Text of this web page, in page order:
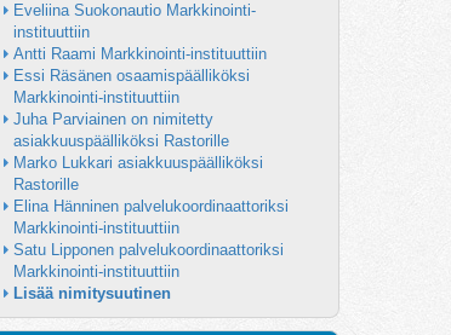
Eveliina Suokonautio Markkinointi-
instituuttiin
Antti Raami Markkinointi-instituuttiin
Essi Räsänen osaamispäälliköksi
Markkinointi-instituuttiin
Juha Parviainen on nimitetty
asiakkuuspäälliköksi Rastorille
Marko Lukkari asiakkuuspäälliköksi
Rastorille
Elina Hänninen palvelukoordinaattoriksi
Markkinointi-instituuttiin
Satu Lipponen palvelukoordinaattoriksi
Markkinointi-instituuttiin
Lisää nimitysuutinen